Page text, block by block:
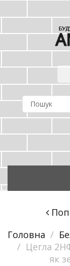
Skip
content
Post
Головна
Цегла
як